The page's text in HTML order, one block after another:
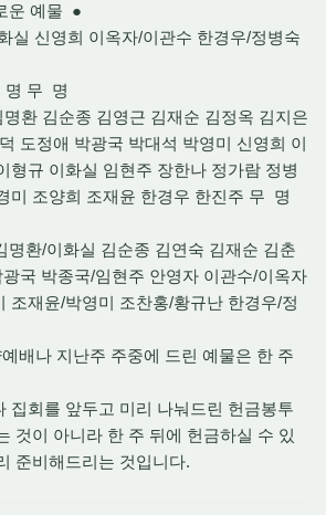
운 예물 ●
실 신영희 이옥자/이관수 한경우/정병숙
명 무 명
환 김순종 김영근 김재순 김정옥 김지은
도정애 박광국 박대석 박영미 신영희 이
형규 이화실 임현주 장한나 정가람 정병
미 조양희 조재윤 한경우 한진주 무 명
명환/이화실 김순종 김연숙 김재순 김춘
국 박종국/임현주 안영자 이관수/이옥자
조재윤/박영미 조찬홍/황규난 한경우/정
배나 지난주 주중에 드린 예물은 한 주
집회를 앞두고 미리 나눠드린 헌금봉투
것이 아니라 한 주 뒤에 헌금하실 수 있
준비해드리는 것입니다.